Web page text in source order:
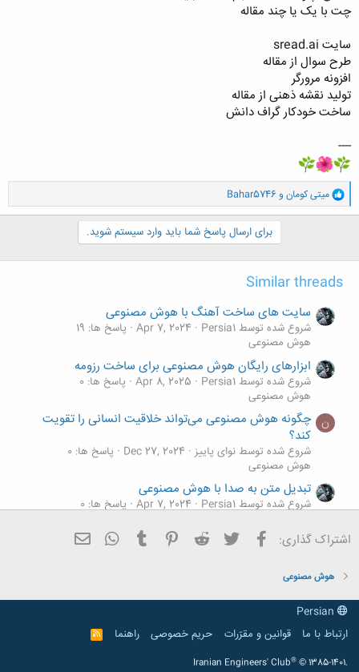
چت با یک یا چند مقاله
سایت sread.ai
طرح سوال از مقاله
افزونه مرورگر
تولید نقشه ذهنی از مقاله
ساخت خودکار گراف دانش
----
و
ا
ک
:
میتی کومان و Bahar5746
برای ارسال پاسخ شما باید وارد سیستم شوید.
Similar threads
سایت های ساخت آهنگ با هوش مصنوعی
شروع شده توسط Persia1 Apr 7, 2024 پاسخ ها: 19
هوش مصنوعی
ابزارهای رایگان هوش مصنوعی برای ساخت رزومه‌
شروع شده توسط Persia1 Apr 8, 2025 پاسخ ها: 0
هوش مصنوعی
ن چگونه هوش مصنوعی می‌تواند خلاقیت انسانی را تقویت
کند؟
شروع شده توسط نوای پاییز Dec 27, 2024
پاسخ ها: 0
هوش مصنوعی
تبدیل متن به صدا با هوش مصنوعی
شروع شده توسط Persia1 Apr 7, 2024 پاسخ ها: 0
روش استفاده از هوش مصنوعی مایکروسافت بینگ
هوش مصنوعی
اشتراک گذاری: فیسبوک تویتر Reddit
Pinterest
Tumblr
WhatsApp
هوش مصنوعی
ارتباط با ما
قوانین و مقرّرات حریم خصوصی راهنما
R
S
Iranian Engineers' Club® © 1385-1401.